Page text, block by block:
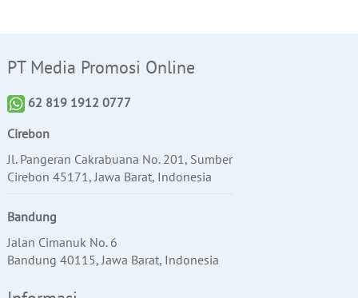
PT Media Promosi Online
62 819 1912 0777
Cirebon
Jl. Pangeran Cakrabuana No. 201, Sumber
Cirebon 45171, Jawa Barat, Indonesia
Bandung
Jalan Cimanuk No. 6
Bandung 40115, Jawa Barat, Indonesia